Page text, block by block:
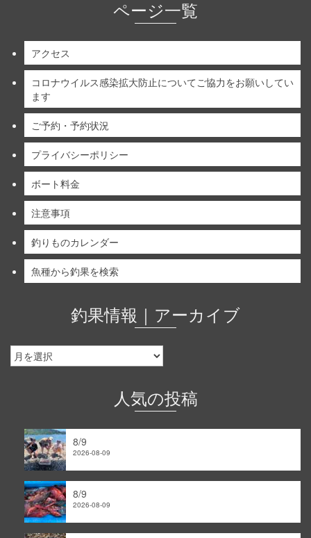
ページ一覧
アクセス
コロナウイルス感染拡大防止についてご協力をお願いしてい
ます
ご予約・予約状況
プライバシーポリシー
ボート料金
注意事項
釣りものカレンダー
魚種から釣果を検索
釣果情報｜アーカイブ
釣
果
人気の投稿
8/9
2026-08-09
8/9
2026-08-09